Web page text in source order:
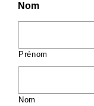
Nom
Prénom
Nom